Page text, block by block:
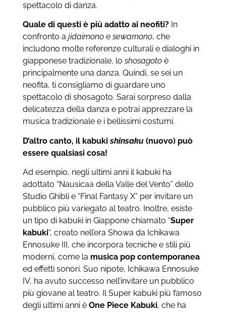
spettacolo di danza.
Quale di questi è più adatto ai neofiti?In
confronto a jidaimonoesewamono, che
includono molte referenze culturali e dialoghi in
giapponese tradizionale, loshosagotoè
principalmente una danza. Quindi, se sei un
neofita, ti consigliamo di guardare uno
spettacolo di shosagoto. Sarai sorpreso dalla
delicatezza della danza e potrai apprezzare la
musica tradizionale e i bellissimi costumi.
D’altro canto, il kabukishinsaku (nuovo) può
essere qualsiasi cosa!
Ad esempio, negli ultimi anni il kabuki ha
adottato “Nausicaa della Valle del Vento” dello
Studio Ghibli e “Final Fantasy X” per invitare un
pubblico più variegato al teatro. Inoltre, esiste
un tipo di kabuki in Giappone chiamato “Super
kabuki“, creato nell’era Showa da Ichikawa
Ennosuke III, che incorpora tecniche e stili più
moderni, come la musica pop contemporanea
ed effetti sonori. Suo nipote, Ichikawa Ennosuke
IV, ha avuto successo nell’invitare un pubblico
più giovane al teatro. Il Super kabuki più famoso
degli ultimi anni è One Piece Kabuki, che ha